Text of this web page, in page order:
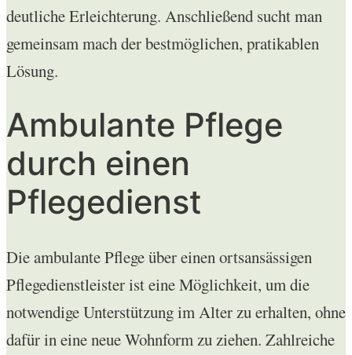
deutliche Erleichterung. Anschließend sucht man
gemeinsam mach der bestmöglichen, pratikablen
Lösung.
Ambulante Pflege
durch einen
Pflegedienst
Die ambulante Pflege über einen ortsansässigen
Pflegedienstleister ist eine Möglichkeit, um die
notwendige Unterstützung im Alter zu erhalten, ohne
dafür in eine neue Wohnform zu ziehen. Zahlreiche